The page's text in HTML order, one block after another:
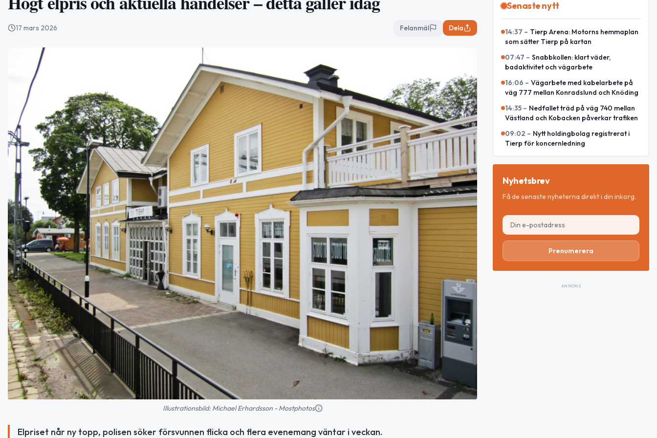
17 mars 2026 Felanmäl Dela
Illustrationsbild: Michael Erhardsson - Mostphotos
Elpriset når ny topp, polisen söker försvunnen flicka och flera evenemang väntar i veckan.
Senaste nytt
14:37 – Tierp Arena: Motorns hemmaplan
som sätter Tierp på kartan
07:47 – Snabbkollen: klart väder,
badaktivitet och vägarbete
16:06 – Vägarbete med kabelarbete på
väg 777 mellan Konradslund och Knöding
14:35 – Nedfallet träd på väg 740 mellan
Västland och Kobacken påverkar trafiken
09:02 – Nytt holdingbolag registrerat i
Tierp för koncernledning
Nyhetsbrev
Få de senaste nyheterna direkt i din inkorg.
Prenumerera
ANNONS